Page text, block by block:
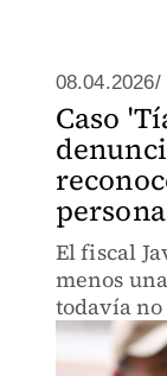
08.04.2026/
Caso
El fiscal
menos
todavía